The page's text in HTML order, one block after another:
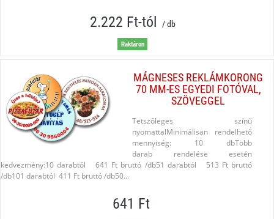
2.222 Ft-tól / db
Raktáron
MÁGNESES REKLÁMKORONG
70 MM-ES EGYEDI FOTÓVAL,
SZÖVEGGEL
Tetszőleges színű
nyomattalMinimálisan rendelhető
mennyiség: 10 dbTöbb
darab rendelése esetén
kedvezmény:10 darabtól 641 Ft bruttó /db51 darabtól 513 Ft bruttó
/db101 darabtól 411 Ft bruttó /db50...
641 Ft